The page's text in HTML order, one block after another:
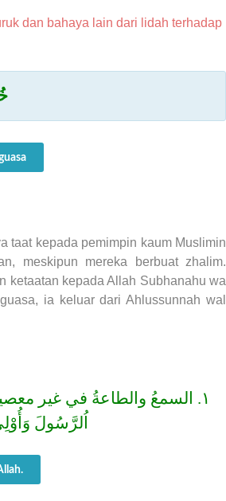
dan bahaya lain dari lidah terhadap
taat kepada pemimpin kaum Muslimin
meskipun mereka berbuat zhalim.
ketaatan kepada Allah Subhanahu wa
ia keluar dari Ahlussunnah wal
١. السمعُ والطاعةُ في غير معصية
اُلرَّسُولَ